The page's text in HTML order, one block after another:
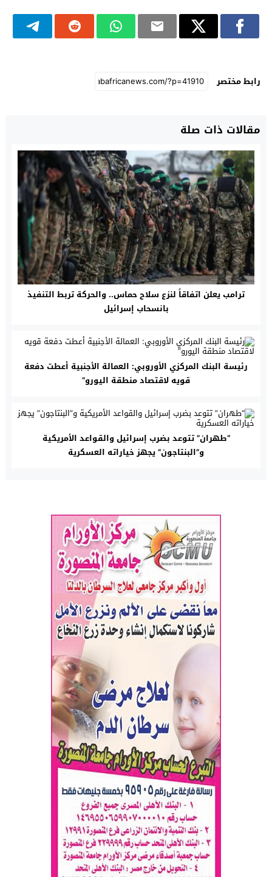
رابط مختصر
مقالات ذات صلة
ترامب يعلن اتفاقاً لنزع سلاح حماس.. والحركة تربط التنفيذ
بانسحاب إسرائيل
رئيسة البنك المركزي الأوروبي: العمالة الأجنبية أعطت دفعة
قويه لاقتصاد منطقة اليورو”
“طهران” تتوعد بضرب إسرائيل والقواعد الأمريكية
و”البنتاجون” يجهز خياراته العسكرية